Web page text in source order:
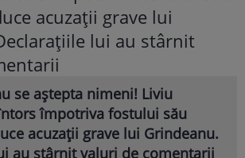
se aștepta nimeni! Liviu
împotriva fostului său
acuzații grave lui Grindeanu.
au stârnit valuri de comentarii